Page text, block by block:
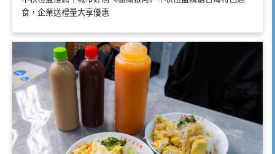
食，企業送禮量大享優惠